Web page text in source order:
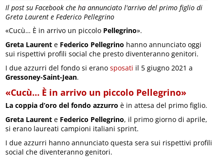
Il post su Facebook che ha annunciato l'arrivo del primo figlio di
Greta Laurent e Federico Pellegrino
«Cucù… È in arrivo un piccolo Pellegrino».
Greta Laurent e Federico Pellegrino hanno annunciato oggi
sui rispettivi profili social che presto diventeranno genitori.
I due azzurri del fondo si eranosposati il 5 giugno 2021 a
Gressoney-Saint-Jean.
«Cucù… È in arrivo un piccolo Pellegrino»
La coppia d’oro del fondo azzurro è in attesa del primo figlio.
Greta Laurent e Federico Pellegrino, il primo giorno di aprile,
si erano laureati campioni italiani sprint.
I due azzurri hanno annunciato questa sera sui rispettivi profili
social che diventeranno genitori.